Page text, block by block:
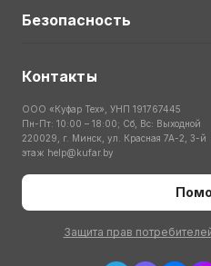
Безопасность
Контакты
ООО «Куфар Тех», УНП 191767445
Пн-Пт: 10:00 – 18:00; Сб, Вс: Выходной
220029, г. Минск, ул. Красная 7А-2, 3-й
этаж help@kufar.by
Защита прав